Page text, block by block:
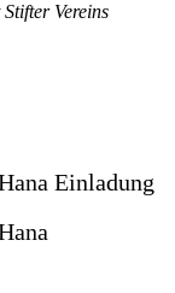
Vereins
Einladung